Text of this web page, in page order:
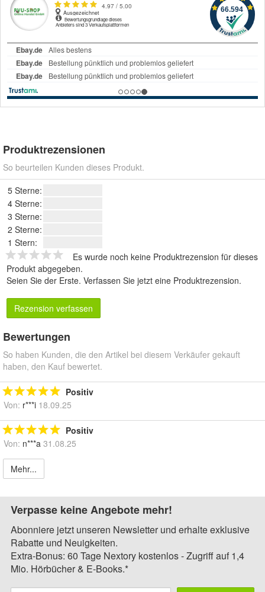
Produktrezensionen
So beurteilen Kunden dieses Produkt.
5 Sterne:
4 Sterne:
3 Sterne:
2 Sterne:
1 Stern:
Es wurde noch keine Produktrezension für dieses
Produkt abgegeben.
Seien Sie der Erste. Verfassen Sie jetzt eine Produktrezension.
Rezension verfassen
Bewertungen
So haben Kunden, die den Artikel bei diesem Verkäufer gekauft
haben, den Kauf bewertet.
Positiv
Von: r***i 18.09.25
Positiv
Von: n***a 31.08.25
Mehr...
Verpasse keine Angebote mehr!
Abonniere jetzt unseren Newsletter und erhalte exklusive
Rabatte und Neuigkeiten.
Extra-Bonus: 60 Tage Nextory kostenlos - Zugriff auf 1,4
Mio. Hörbücher & E-Books.*